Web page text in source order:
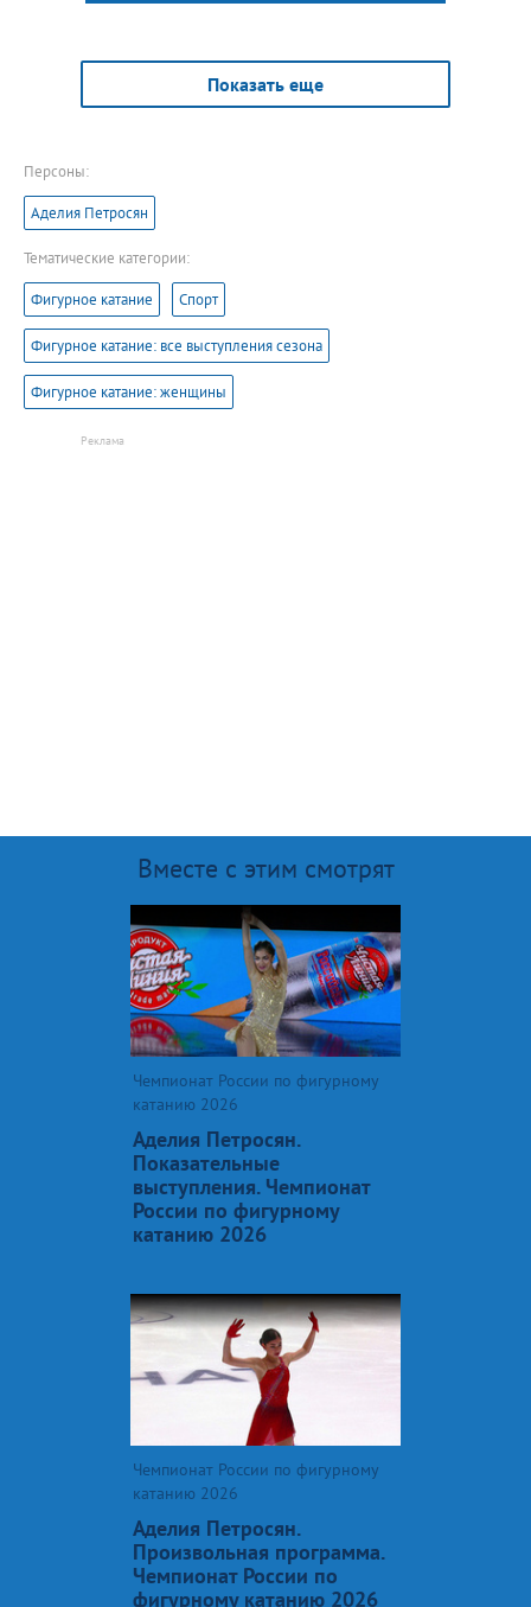
Показать еще
Персоны:
Аделия Петросян
Тематические категории:
Фигурное катание Спорт
Фигурное катание: все выступления сезона
Фигурное катание: женщины
Вместе с этим смотрят
Чемпионат России по фигурному
катанию 2026
Аделия Петросян.
Показательные
выступления. Чемпионат
России по фигурному
катанию 2026
Чемпионат России по фигурному
катанию 2026
Аделия Петросян.
Произвольная программа.
Чемпионат России по
фигурному катанию 2026